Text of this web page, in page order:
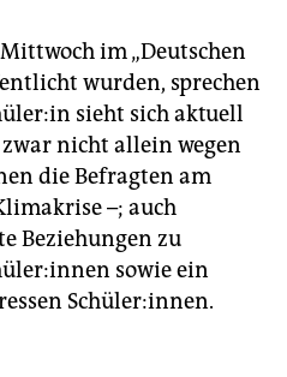
im „Deutschen
wurden, sprechen
sieht sich aktuell
nicht allein wegen
die Befragten am
–; auch
Beziehungen zu
sowie ein
Schüler:innen.